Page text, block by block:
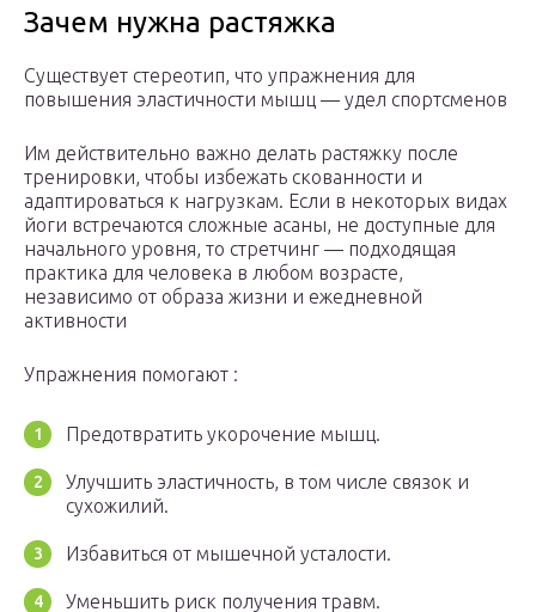
Зачем нужна растяжка
Существует стереотип, что упражнения для
повышения эластичности мышц — удел спортсменов
Им действительно важно делать растяжку после
тренировки, чтобы избежать скованности и
адаптироваться к нагрузкам. Если в некоторых видах
йоги встречаются сложные асаны, не доступные для
начального уровня, то стретчинг — подходящая
практика для человека в любом возрасте,
независимо от образа жизни и ежедневной
активности
Упражнения помогают :
Предотвратить укорочение мышц.
Улучшить эластичность, в том числе связок и
сухожилий.
Избавиться от мышечной усталости.
Уменьшить риск получения травм.